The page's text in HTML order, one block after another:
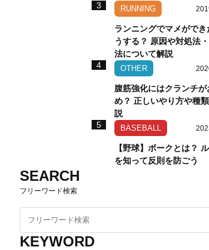
3
RUNNING
ランニングでマメができ
うする？ 原因や対処法
法について解説
4
OTHER
腹筋強化にはクランチが
め？ 正しいやり方や種
説
5
BASEBALL
【野球】ボークとは？
を知って反則を防ごう
SEARCH
フリーワード検索
KEYWORD